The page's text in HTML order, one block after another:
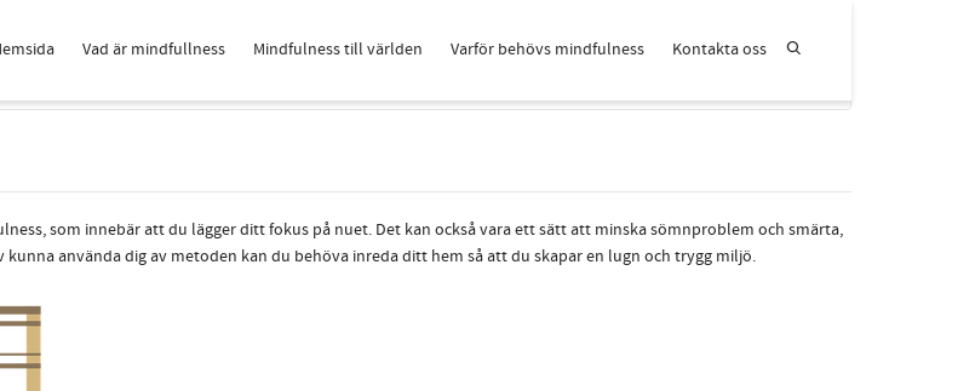
Vad är mindfullness Mindfulness till världen Varför behövs mindfulness
Kontakta oss
som innebär att du lägger ditt fokus på nuet. Det kan också vara ett sätt att minska sömnproblem och smärta,
använda dig av metoden kan du behöva inreda ditt hem så att du skapar en lugn och trygg miljö.